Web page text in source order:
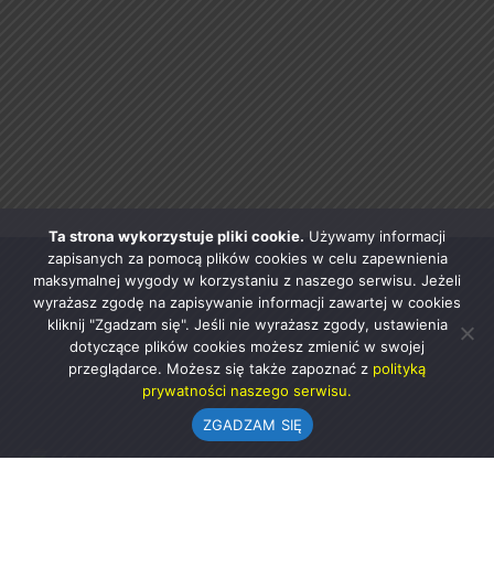
Ta strona wykorzystuje pliki cookie. Używamy informacji
zapisanych za pomocą plików cookies w celu zapewnienia
maksymalnej wygody w korzystaniu z naszego serwisu. Jeżeli
wyrażasz zgodę na zapisywanie informacji zawartej w cookies
kliknij "Zgadzam się". Jeśli nie wyrażasz zgody, ustawienia
dotyczące plików cookies możesz zmienić w swojej
przeglądarce. Możesz się także zapoznać z polityką
prywatności naszego serwisu.
ZGADZAM SIĘ